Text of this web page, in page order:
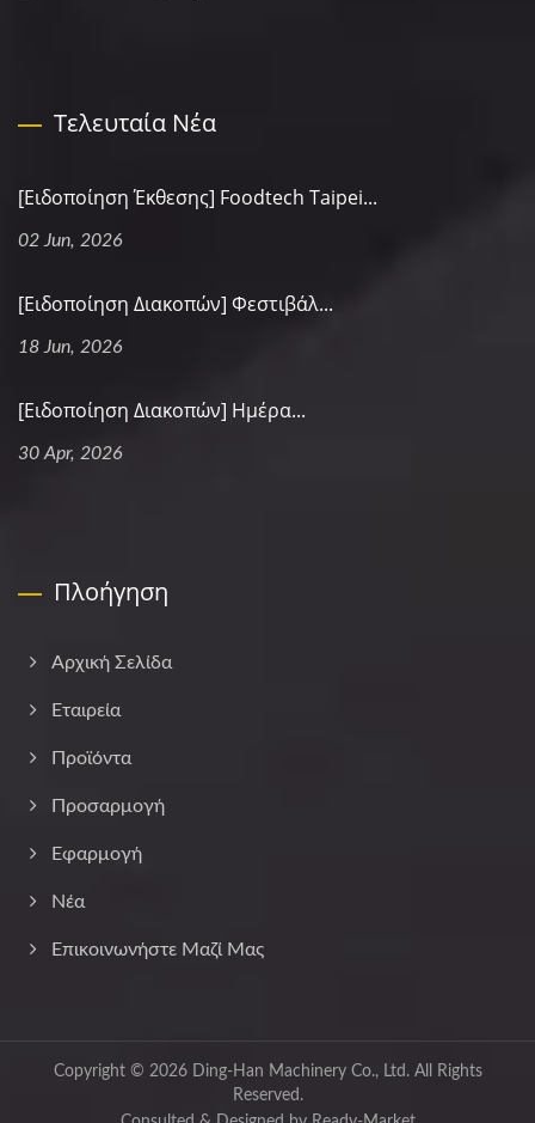
Τελευταία Νέα
[Ειδοποίηση Έκθεσης] Foodtech Taipei...
02 Jun, 2026
[Ειδοποίηση Διακοπών] Φεστιβάλ...
18 Jun, 2026
[Ειδοποίηση Διακοπών] Ημέρα...
30 Apr, 2026
Πλοήγηση
Αρχική Σελίδα
Εταιρεία
Προϊόντα
Προσαρμογή
Εφαρμογή
Νέα
Επικοινωνήστε Μαζί Μας
Copyright © 2026 Ding-Han Machinery Co., Ltd.All Rights
Reserved.